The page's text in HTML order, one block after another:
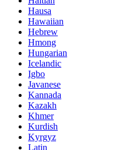
Hausa
Hawaiian
Hebrew
Hmong
Hungarian
Icelandic
Igbo
Javanese
Kannada
Kazakh
Khmer
Kurdish
Kyrgyz
Latin